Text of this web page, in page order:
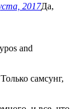
2017Да,
and
самсунг,